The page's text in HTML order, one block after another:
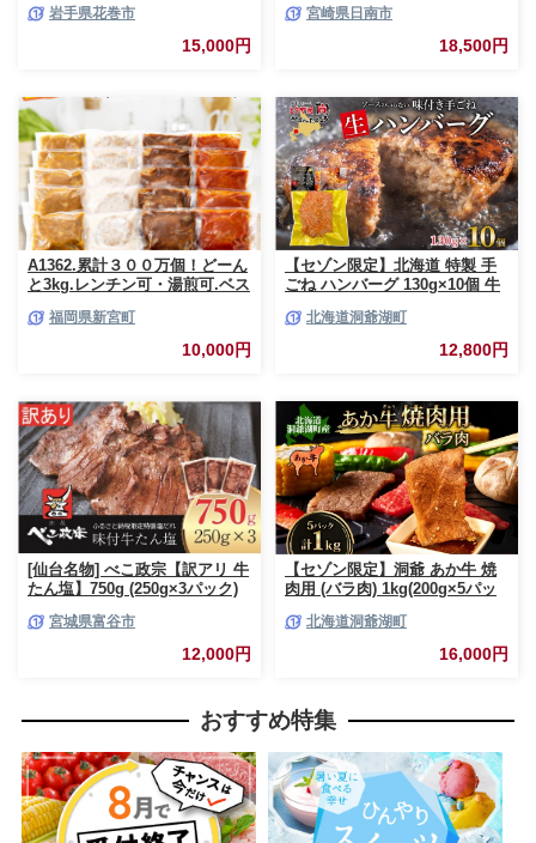
岩手県花巻市
15,000円
空パック 個包装 万能食材 おす
すめ おかず 食品 炒め物 お弁当
豚丼 豚しゃぶ しゃぶしゃぶ 焼
贈答 プレゼント おすそ分け 宮
崎県 日南市 送料無料_CCV2-26
宮崎県日南市
18,500円
A1362.累計３００万個！どーん
と3kg.レンチン可・湯煎可.ベス
【150g×20個】【訳あり】【北
海道・沖縄・離島へ配送不可】
福岡県新宮町
10,000円
【セゾン限定】北海道 特製 手
ごね ハンバーグ 130g×10個 牛
肉屋 手作り 小分け ジューシー
おかず 本格的 簡単 調理 グルメ
お取り寄せ お肉屋 たどころ 送
北海道洞爺湖町
12,800円
[仙台名物] べこ政宗【訳アリ 牛
たん塩】750g (250g×3パック)
[0256]宮城県富谷市
12,000円
【セゾン限定】洞爺 あか牛 焼
肉用 (バラ肉) 1kg(200g×5パッ
ーベキュー おうち焼肉 BBQ ジ
ューシー ヘルシー 赤身本来の
北海道洞爺湖町
16,000円
おすすめ特集